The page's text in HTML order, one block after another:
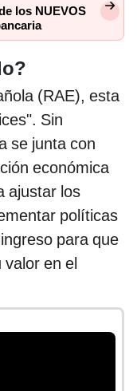
los NUEVOS
(RAE), esta
Sin
se junta con
económica
ajustar los
políticas
para que
valor en el